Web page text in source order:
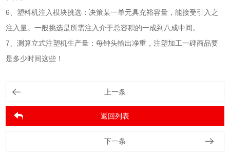
6、塑料机注入模块挑选：决策某一单元具充裕容量，能接受引入之
注入量。一般挑选是所需注入介于总容积的一成到八成中间。
7、测算立式注塑机生产量：每钟头輸出净重，注塑加工一碑商品要
是多少时间这些！
上一条
返回列表
下一条